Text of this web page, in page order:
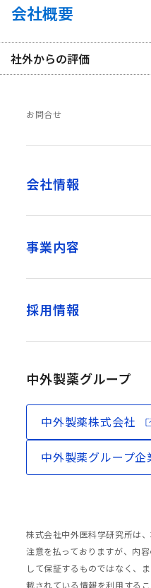
会社概要
社外からの評価
お問合せ
会社情報
事業内容
採用情報
中外製薬グループ
中外製薬株式会社
中外製薬グループ企
株式会社中外医科学研究所は
注意を払っておりますが、内
して保証するものではなく、
載されている情報を利用する